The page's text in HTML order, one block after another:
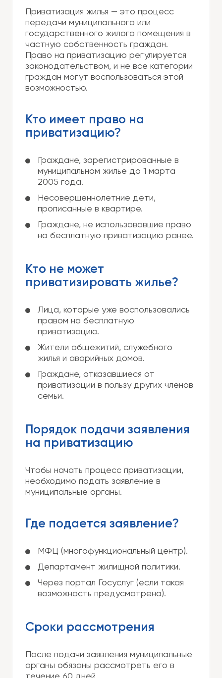
Приватизация жилья — это процесс
передачи муниципального или
государственного жилого помещения в
частную собственность граждан.
Право на приватизацию регулируется
законодательством, и не все категории
граждан могут воспользоваться этой
возможностью.
Кто имеет право на
приватизацию?
Граждане, зарегистрированные в
муниципальном жилье до 1 марта
2005 года.
Несовершеннолетние дети,
прописанные в квартире.
Граждане, не использовавшие право
на бесплатную приватизацию ранее.
Кто не может
приватизировать жилье?
Лица, которые уже воспользовались
правом на бесплатную
приватизацию.
Жители общежитий, служебного
жилья и аварийных домов.
Граждане, отказавшиеся от
приватизации в пользу других членов
семьи.
Порядок подачи заявления
на приватизацию
Чтобы начать процесс приватизации,
необходимо подать заявление в
муниципальные органы.
Где подается заявление?
МФЦ (многофункциональный центр).
Департамент жилищной политики.
Через портал Госуслуг (если такая
возможность предусмотрена).
Сроки рассмотрения
После подачи заявления муниципальные
органы обязаны рассмотреть его в